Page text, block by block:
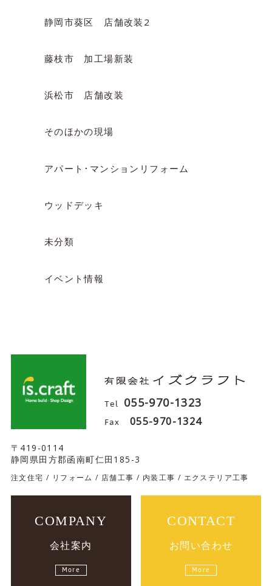
静岡市葵区 店舗改装2
藤枝市 加工場新装
浜松市 店舗改装
そのほかの現場
アパート･マンションリフォーム
ウッドデッキ
未分類
イベント情報
Tel 055-970-1323
Fax 055-970-1324
〒419-0114
静岡県田方郡函南町仁田185-3
注文住宅 / リフォーム / 店舗工事 / 内装工事 / エクステリア工事
COMPANY
会社案内
More
CONTACT
お問い合わせ
More